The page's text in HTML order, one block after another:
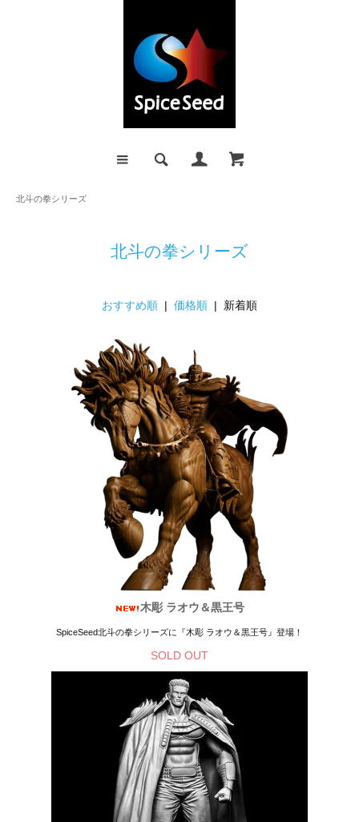
北斗の拳シリーズ
北斗の拳シリーズ
おすすめ順 | 価格順 | 新着順
木彫 ラオウ＆黒王号
SpiceSeed北斗の拳シリーズに『木彫 ラオウ＆黒王号』登場！
SOLD OUT